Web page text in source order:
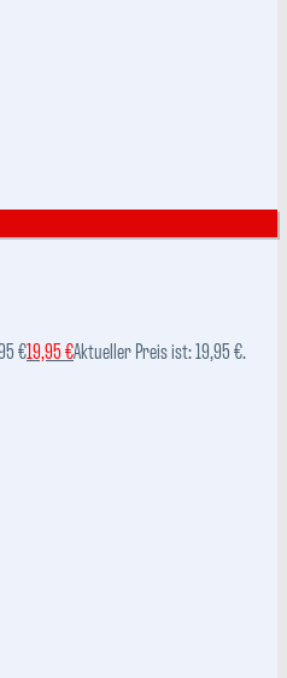
€19,95€Aktueller Preis ist: 19,95 €.